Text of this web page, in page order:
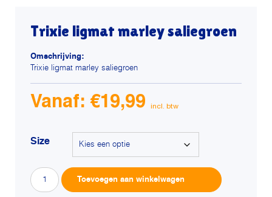
Trixie ligmat marley saliegroen
Omschrijving:
Trixie ligmat marley saliegroen
Vanaf: €19,99
Size
Trixie
ligmat
Toevoegen aan winkelwagen